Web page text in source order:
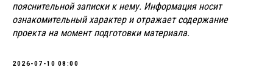
пояснительной записки к нему. Информация носит
ознакомительный характер и отражает содержание
проекта на момент подготовки материала.
2026-07-10 08:00